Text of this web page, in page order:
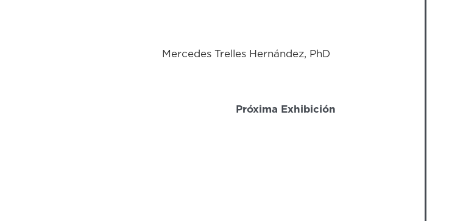
Mercedes Trelles Hernández, PhD
Próxima Exhibición